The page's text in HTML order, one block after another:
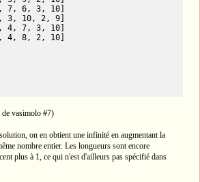
7, 6, 3, 10]
3, 10, 2, 9]
4, 7, 3, 10]
4, 8, 2, 10]
de vasimolo #7)
on en obtient une infinité en augmentant la
nombre entier. Les longueurs sont encore
plus à 1, ce qui n'est d'ailleurs pas spécifié dans